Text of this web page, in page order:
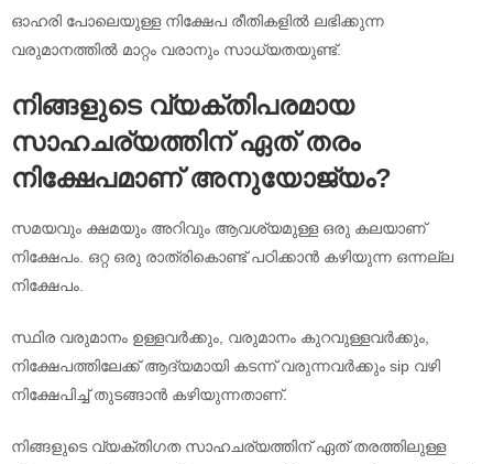
ഓഹരി പോലെയുള്ള നിക്ഷേപ രീതികളിൽ ലഭിക്കുന്ന
വരുമാനത്തിൽ മാറ്റം വരാനും സാധ്യതയുണ്ട്.
നിങ്ങളുടെ വ്യക്തിപരമായ
സാഹചര്യത്തിന് ഏത് തരം
നിക്ഷേപമാണ് അനുയോജ്യം?
സമയവും ക്ഷമയും അറിവും ആവശ്യമുള്ള ഒരു കലയാണ്
നിക്ഷേപം. ഒറ്റ ഒരു രാത്രികൊണ്ട് പഠിക്കാൻ കഴിയുന്ന ഒന്നല്ല
നിക്ഷേപം.
സ്ഥിര വരുമാനം ഉള്ളവർക്കും, വരുമാനം കുറവുള്ളവർക്കും,
നിക്ഷേപത്തിലേക്ക് ആദ്യമായി കടന്ന് വരുന്നവർക്കും sip വഴി
നിക്ഷേപിച്ച് തുടങ്ങാൻ കഴിയുന്നതാണ്.
നിങ്ങളുടെ വ്യക്തിഗത സാഹചര്യത്തിന് ഏത് തരത്തിലുള്ള